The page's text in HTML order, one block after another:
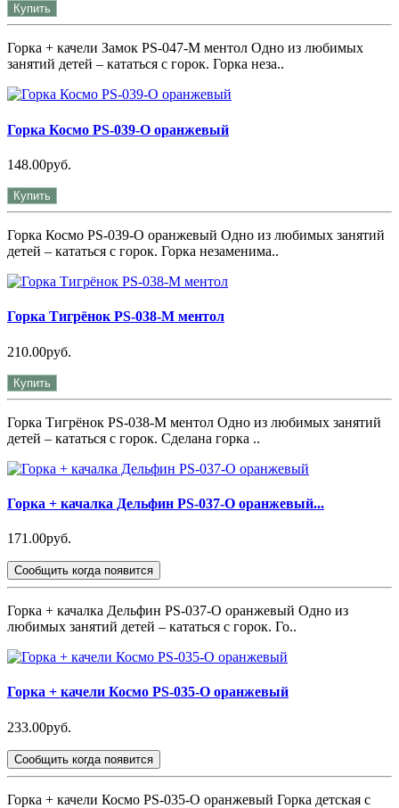
Купить
Горка + качели Замок PS-047-М ментол Одно из любимых
занятий детей – кататься с горок. Горка неза..
Горка Космо PS-039-О оранжевый
148.00руб.
Купить
Горка Космо PS-039-О оранжевый Одно из любимых занятий
детей – кататься с горок. Горка незаменима..
Горка Тигрёнок PS-038-М ментол
210.00руб.
Купить
Горка Тигрёнок PS-038-М ментол Одно из любимых занятий
детей – кататься с горок. Сделана горка ..
Горка + качалка Дельфин PS-037-O оранжевый...
171.00руб.
Сообщить когда появится
Горка + качалка Дельфин PS-037-O оранжевый Одно из
любимых занятий детей – кататься с горок. Го..
Горка + качели Космо PS-035-О оранжевый
233.00руб.
Сообщить когда появится
Горка + качели Космо PS-035-О оранжевый Горка детская с